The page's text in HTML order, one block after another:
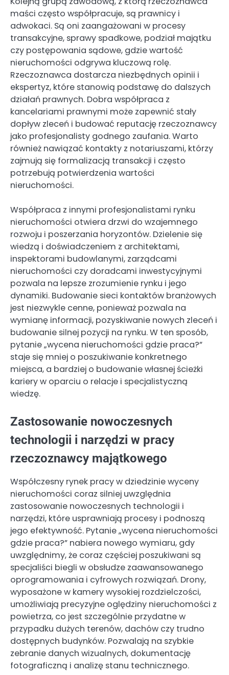
maści często współpracuje, są prawnicy i
adwokaci. Są oni zaangażowani w procesy
transakcyjne, sprawy spadkowe, podział majątku
czy postępowania sądowe, gdzie wartość
nieruchomości odgrywa kluczową rolę.
Rzeczoznawca dostarcza niezbędnych opinii i
ekspertyz, które stanowią podstawę do dalszych
działań prawnych. Dobra współpraca z
kancelariami prawnymi może zapewnić stały
dopływ zleceń i budować reputację rzeczoznawcy
jako profesjonalisty godnego zaufania. Warto
również nawiązać kontakty z notariuszami, którzy
zajmują się formalizacją transakcji i często
potrzebują potwierdzenia wartości
nieruchomości.
Współpraca z innymi profesjonalistami rynku
nieruchomości otwiera drzwi do wzajemnego
rozwoju i poszerzania horyzontów. Dzielenie się
wiedzą i doświadczeniem z architektami,
inspektorami budowlanymi, zarządcami
nieruchomości czy doradcami inwestycyjnymi
pozwala na lepsze zrozumienie rynku i jego
dynamiki. Budowanie sieci kontaktów branżowych
jest niezwykle cenne, ponieważ pozwala na
wymianę informacji, pozyskiwanie nowych zleceń i
budowanie silnej pozycji na rynku. W ten sposób,
pytanie „wycena nieruchomości gdzie praca?”
staje się mniej o poszukiwanie konkretnego
miejsca, a bardziej o budowanie własnej ścieżki
kariery w oparciu o relacje i specjalistyczną
wiedzę.
Zastosowanie nowoczesnych
technologii i narzędzi w pracy
rzeczoznawcy majątkowego
Współczesny rynek pracy w dziedzinie wyceny
nieruchomości coraz silniej uwzględnia
zastosowanie nowoczesnych technologii i
narzędzi, które usprawniają procesy i podnoszą
jego efektywność. Pytanie „wycena nieruchomości
gdzie praca?” nabiera nowego wymiaru, gdy
uwzględnimy, że coraz częściej poszukiwani są
specjaliści biegli w obsłudze zaawansowanego
oprogramowania i cyfrowych rozwiązań. Drony,
wyposażone w kamery wysokiej rozdzielczości,
umożliwiają precyzyjne oględziny nieruchomości z
powietrza, co jest szczególnie przydatne w
przypadku dużych terenów, dachów czy trudno
dostępnych budynków. Pozwalają na szybkie
zebranie danych wizualnych, dokumentację
fotograficzną i analizę stanu technicznego.